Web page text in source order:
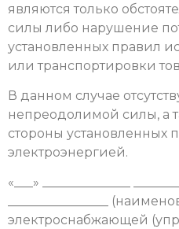
являются только
силы либо нарушение
установленных правил
или транспортировки
В данном случае
непреодолимой силы, а
стороны установленных
электроэнергией.
«___» ______________
________________
электроснабжающей